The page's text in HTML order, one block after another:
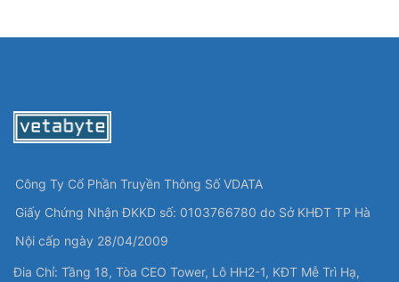
Công Ty Cổ Phần Truyền Thông Số VDATA
Giấy Chứng Nhận ĐKKD số: 0103766780 do Sở KHĐT TP Hà
Nội cấp ngày 28/04/2009
Đia Chỉ: Tầng 18, Tòa CEO Tower, Lô HH2-1, KĐT Mễ Trì Hạ,